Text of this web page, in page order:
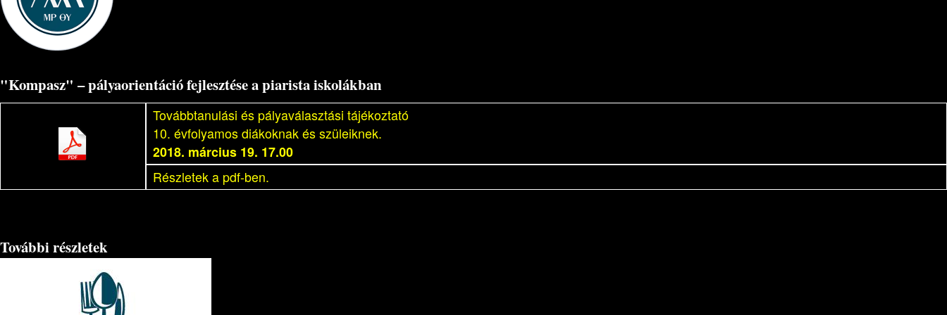
"Kompasz" – pályaorientáció fejlesztése a piarista iskolákban
Továbbtanulási és pályaválasztási tájékoztató
10. évfolyamos diákoknak és szüleiknek.
2018. március 19. 17.00
Részletek a pdf-ben.
További részletek